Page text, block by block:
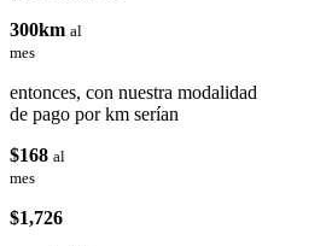
300km al
mes
entonces, con nuestra modalidad
de pago por km serían
$168 al
mes
$1,726